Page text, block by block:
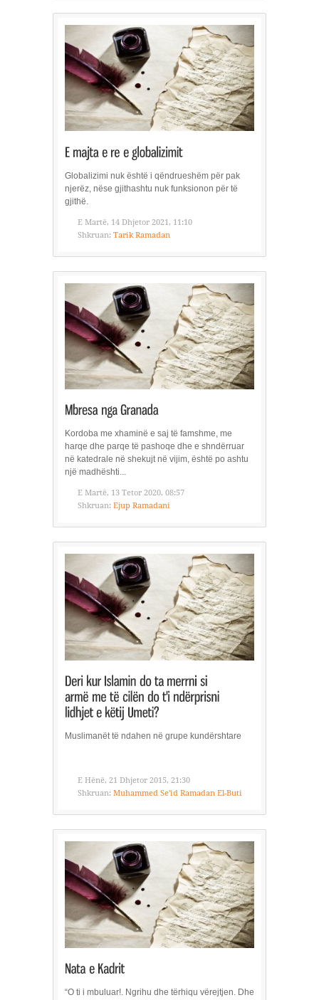
Globalizimi nuk është i qëndrueshëm për pak
njerëz, nëse gjithashtu nuk funksionon për të
gjithë.
E Martë, 14 Dhjetor 2021, 11:10
Shkruan: Tarik Ramadan
Kordoba me xhaminë e saj të famshme, me
harqe dhe parqe të pashoqe dhe e shndërruar
në katedrale në shekujt në vijim, është po ashtu
një madhështi...
E Martë, 13 Tetor 2020, 08:57
Shkruan: Ejup Ramadani
Muslimanët të ndahen në grupe kundërshtare
E Hënë, 21 Dhjetor 2015, 21:30
Shkruan: Muhammed Se'id Ramadan El-Buti
“O ti i mbuluar!. Ngrihu dhe tërhiqu vërejtjen. Dhe